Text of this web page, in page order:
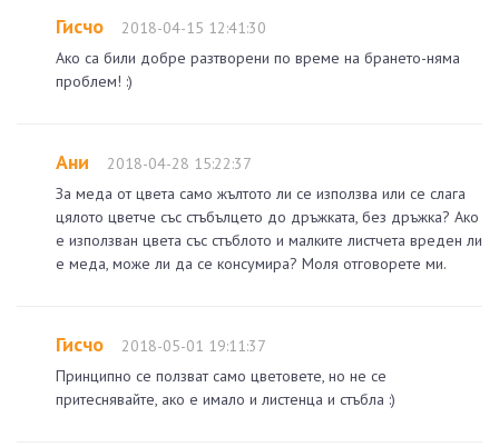
Гисчо
2018-04-15 12:41:30
Ако са били добре разтворени по време на брането-няма
проблем! :)
Ани
2018-04-28 15:22:37
За меда от цвета само жълтото ли се използва или се слага
цялото цветче със стъбълцето до дръжката, без дръжка? Ако
е използван цвета със стъблото и малките листчета вреден ли
е меда, може ли да се консумира? Моля отговорете ми.
Гисчо
2018-05-01 19:11:37
Принципно се ползват само цветовете, но не се
притеснявайте, ако е имало и листенца и стъбла :)